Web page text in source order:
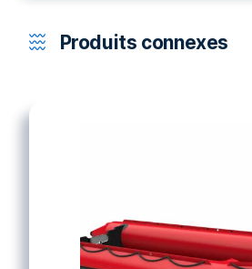
Produits connexes